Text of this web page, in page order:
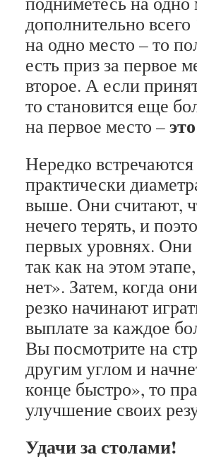
дополнительно всего
на одно место – то
есть приз за первое
второе. А если
то становится еще
на первое место –
Нередко
практически
выше. Они считают,
нечего терять, и
первых уровнях.
так как на этом
нет». Затем, когда
резко начинают
выплате за каждое
Вы посмотрите на
другим углом и
конце быстро», то
улучшение своих
Удачи за столами!